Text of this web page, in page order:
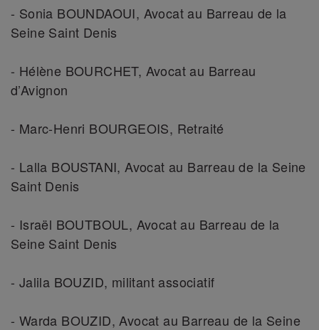
- Sonia BOUNDAOUI, Avocat au Barreau de la
Seine Saint Denis
- Hélène BOURCHET, Avocat au Barreau
d’Avignon
- Marc-Henri BOURGEOIS, Retraité
- Lalla BOUSTANI, Avocat au Barreau de la Seine
Saint Denis
- Israël BOUTBOUL, Avocat au Barreau de la
Seine Saint Denis
- Jalila BOUZID, militant associatif
- Warda BOUZID, Avocat au Barreau de la Seine